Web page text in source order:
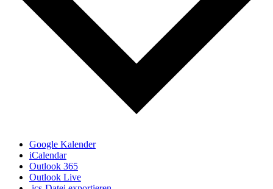
Google Kalender
iCalendar
Outlook 365
Outlook Live